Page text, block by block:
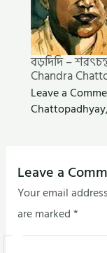
বড়দিদি –
Chandra
Leave a
Chattopadhyay,
Leave a
Your email
are marked*